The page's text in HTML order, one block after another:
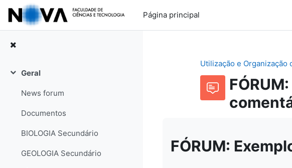
Ir para o conteúdo principal
Página principal
Contrair
Geral
News forum
Documentos
BIOLOGIA Secundário
GEOLOGIA Secundário
Utilização e Organização
FÓRUM: